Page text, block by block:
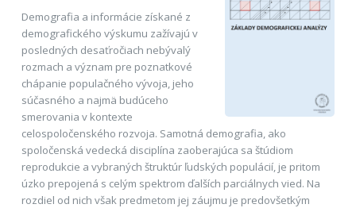
Demografia a informácie získané z
demografického výskumu zažívajú v
posledných desaťročiach nebývalý
rozmach a význam pre poznatkové
chápanie populačného vývoja, jeho
súčasného a najmä budúceho
smerovania v kontexte
celospoločenského rozvoja. Samotná demografia, ako
spoločenská vedecká disciplína zaoberajúca sa štúdiom
reprodukcie a vybraných štruktúr ľudských populácií, je pritom
úzko prepojená s celým spektrom ďalších parciálnych vied. Na
rozdiel od nich však predmetom jej záujmu je predovšetkým